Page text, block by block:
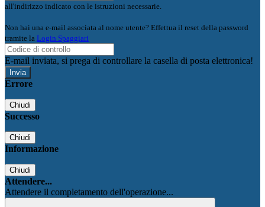
all'indirizzo indicato con le istruzioni necessarie.
Non hai una e-mail associata al nome utente? Effettua il reset della password
tramite la Login Spaggiari
E-mail inviata, si prega di controllare la casella di posta elettronica!
Errore
Chiudi
Successo
Chiudi
Informazione
Chiudi
Attendere...
Attendere il completamento dell'operazione...